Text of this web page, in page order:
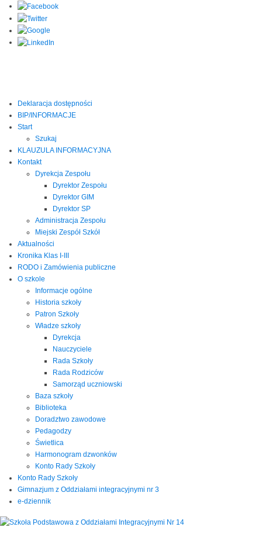
Deklaracja dostępności
BIP/INFORMACJE
Start
Szukaj
KLAUZULA INFORMACYJNA
Kontakt
Dyrekcja Zespołu
Dyrektor Zespołu
Dyrektor GIM
Dyrektor SP
Administracja Zespołu
Miejski Zespół Szkół
Aktualności
Kronika Klas I-III
RODO i Zamówienia publiczne
O szkole
Informacje ogólne
Historia szkoły
Patron Szkoły
Władze szkoły
Dyrekcja
Nauczyciele
Rada Szkoły
Rada Rodziców
Samorząd uczniowski
Baza szkoły
Biblioteka
Doradztwo zawodowe
Pedagodzy
Świetlica
Harmonogram dzwonków
Konto Rady Szkoły
Konto Rady Szkoły
Gimnazjum z Oddziałami integracyjnymi nr 3
e-dziennik